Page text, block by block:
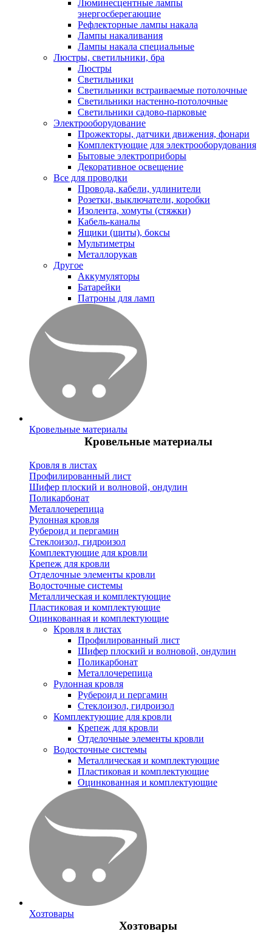
Люминесцентные лампы
энергосберегающие
Рефлекторные лампы накала
Лампы накаливания
Лампы накала специальные
Люстры, светильники, бра
Люстры
Светильники
Светильники встраиваемые потолочные
Светильники настенно-потолочные
Светильники садово-парковые
Электрооборудование
Прожекторы, датчики движения, фонари
Комплектующие для электрооборудования
Бытовые электроприборы
Декоративное освещение
Все для проводки
Провода, кабели, удлинители
Розетки, выключатели, коробки
Изолента, хомуты (стяжки)
Кабель-каналы
Ящики (щиты), боксы
Мультиметры
Металлорукав
Другое
Аккумуляторы
Батарейки
Патроны для ламп
Кровельные материалы
Кровельные материалы
Кровля в листах
Профилированный лист
Шифер плоский и волновой, ондулин
Поликарбонат
Металлочерепица
Рулонная кровля
Рубероид и пергамин
Стеклоизол, гидроизол
Комплектующие для кровли
Крепеж для кровли
Отделочные элементы кровли
Водосточные системы
Металлическая и комплектующие
Пластиковая и комплектующие
Оцинкованная и комплектующие
Кровля в листах
Профилированный лист
Шифер плоский и волновой, ондулин
Поликарбонат
Металлочерепица
Рулонная кровля
Рубероид и пергамин
Стеклоизол, гидроизол
Комплектующие для кровли
Крепеж для кровли
Отделочные элементы кровли
Водосточные системы
Металлическая и комплектующие
Пластиковая и комплектующие
Оцинкованная и комплектующие
Хозтовары
Хозтовары